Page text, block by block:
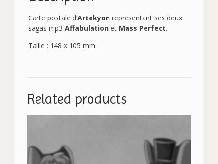
Carte postale d’Artekyon représentant ses deux
sagas mp3Affabulation et Mass Perfect.
Taille : 148 x 105 mm.
Related products